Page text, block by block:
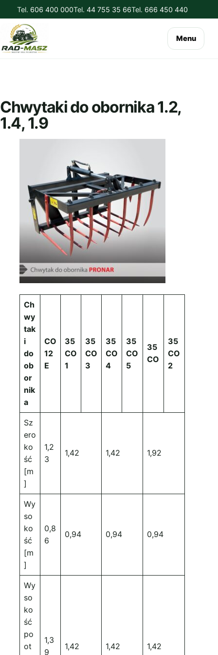
Tel. 606 400 000Tel. 44 755 35 66Tel. 666 450 440
Menu
Chwytaki do obornika 1.2,
1.4, 1.9
Ch
wy
tak
i
do
ob
or
nik
a
CO
12
E
35
CO
1
35
CO
3
35
CO
4
35
CO
5
35
CO
35
CO
2
Sz
ero
ko
ść
[m
]
1,2
3
1,42 1,42 1,92
Wy
so
ko
ść
[m
]
0,8
6
0,94 0,94 0,94
Wy
so
ko
ść
po
ot
1,3
9
1,42 1,42 1,42